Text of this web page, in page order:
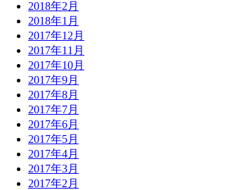
2018年2月
2018年1月
2017年12月
2017年11月
2017年10月
2017年9月
2017年8月
2017年7月
2017年6月
2017年5月
2017年4月
2017年3月
2017年2月